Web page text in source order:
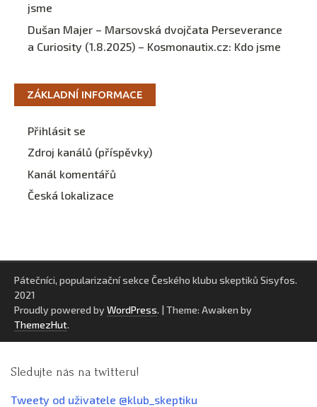
jsme
Dušan Majer – Marsovská dvojčata Perseverance
a Curiosity (1.8.2025) – Kosmonautix.cz: Kdo jsme
ZÁKLADNÍ INFORMACE
Přihlásit se
Zdroj kanálů (příspěvky)
Kanál komentářů
Česká lokalizace
Pátečníci, popularizační sekce Českého klubu skeptiků Sisyfos.
2021
Proudly powered by WordPress. | Theme: Awaken by
ThemezHut.
Sledujte nás na twitteru!
Tweety od uživatele @klub_skeptiku